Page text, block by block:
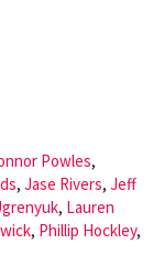
Powles,
, Jase Rivers, Jeff
, Lauren
, Phillip Hockley,